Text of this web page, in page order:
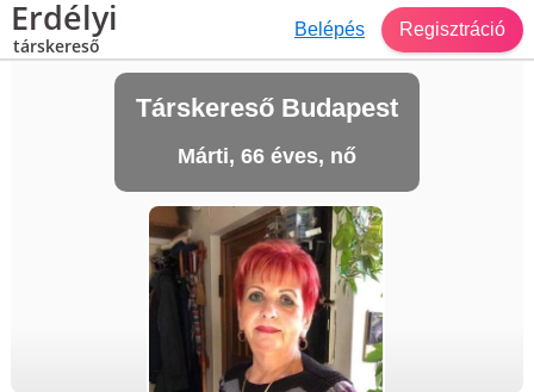
Erdélyi
társkereső
Belépés Regisztráció
Társkereső Budapest
Márti, 66 éves, nő